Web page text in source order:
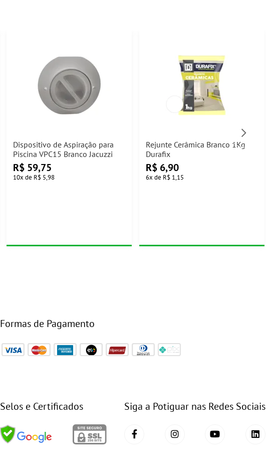
Dispositivo de Aspiração para
Piscina VPC15 Branco Jacuzzi
R$ 59,75
10x de R$ 5,98
Rejunte Cerâmica Branco 1Kg
Durafix
R$ 6,90
6x de R$ 1,15
Formas de Pagamento
Selos e Certificados Siga a Potiguar nas Redes Sociais